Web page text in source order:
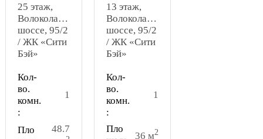
25 этаж,
Волоколамское
шоссе, 95/2
/ ЖК «Сити
Бэй»
Кол-
во.
комн.
:
1
Пло
48.7
13 этаж,
Волоколамское
шоссе, 95/2
/ ЖК «Сити
Бэй»
Кол-
во.
комн.
:
1
Пло
36 м2